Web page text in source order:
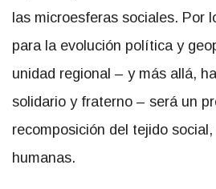
las microesferas sociales. Por
para la evolución política y
unidad regional – y más allá,
solidario y fraterno – será un
recomposición del tejido
humanas.